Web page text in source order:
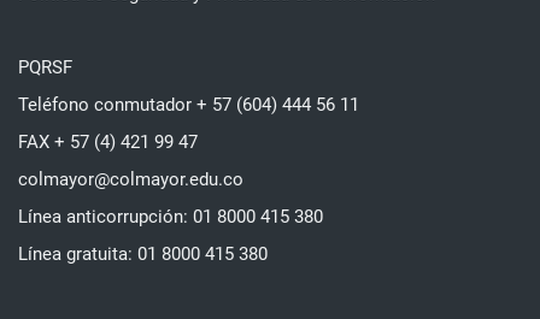
PQRSF
Teléfono conmutador + 57 (604) 444 56 11
FAX + 57 (4) 421 99 47
colmayor@colmayor.edu.co
Línea anticorrupción: 01 8000 415 380
Línea gratuita: 01 8000 415 380